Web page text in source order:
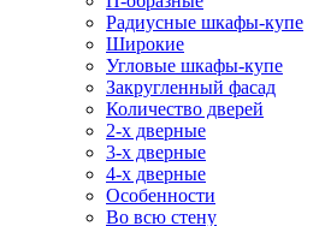
Радиусные шкафы-купе
Широкие
Угловые шкафы-купе
Закругленный фасад
Количество дверей
2-х дверные
3-х дверные
4-х дверные
Особенности
Во всю стену